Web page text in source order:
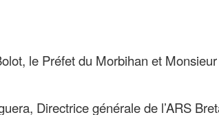
le Préfet du Morbihan et
Directrice générale de l’ARS